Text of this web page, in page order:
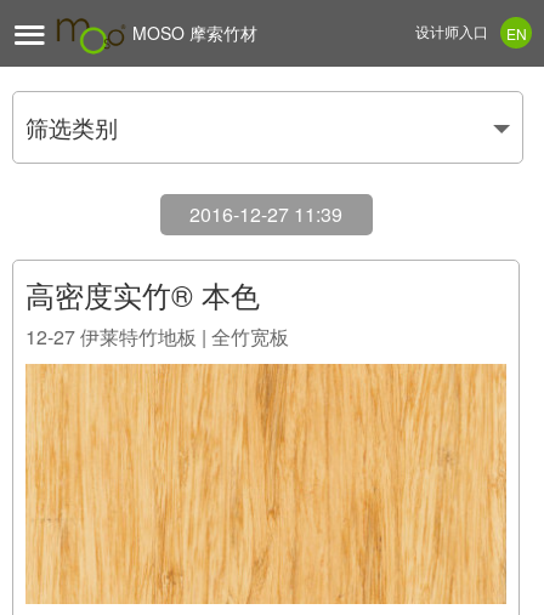
 MOSO 摩索竹材 EN
设计师入口
筛选类别
2016-12-27 11:39
高密度实竹® 本色
12-27伊莱特竹地板 | 全竹宽板